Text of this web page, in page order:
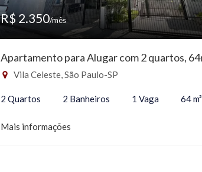
R$ 2.350/mês
Apartamento para Alugar com 2 quartos,
Vila Celeste, São Paulo-SP
2 Quartos 2 Banheiros 1 Vaga 64 m²
Mais informações